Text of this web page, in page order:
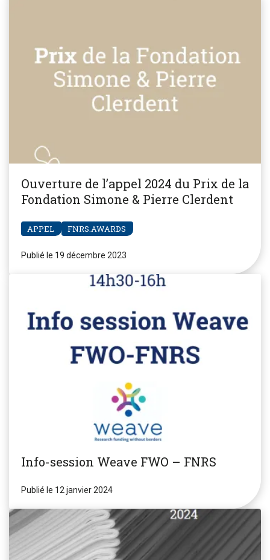
Ouverture de l’appel 2024 du Prix de la
Fondation Simone & Pierre Clerdent
APPEL FNRS.AWARDS
Publié le 19 décembre 2023
Info-session Weave FWO – FNRS
Publié le 12 janvier 2024